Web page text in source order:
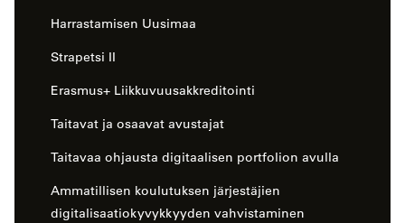
Harrastamisen Uusimaa
Strapetsi II
Erasmus+ Liikkuvuusakkreditointi
Taitavat ja osaavat avustajat
Taitavaa ohjausta digitaalisen portfolion avulla
Ammatillisen koulutuksen järjestäjien
digitalisaatiokyvykkyyden vahvistaminen